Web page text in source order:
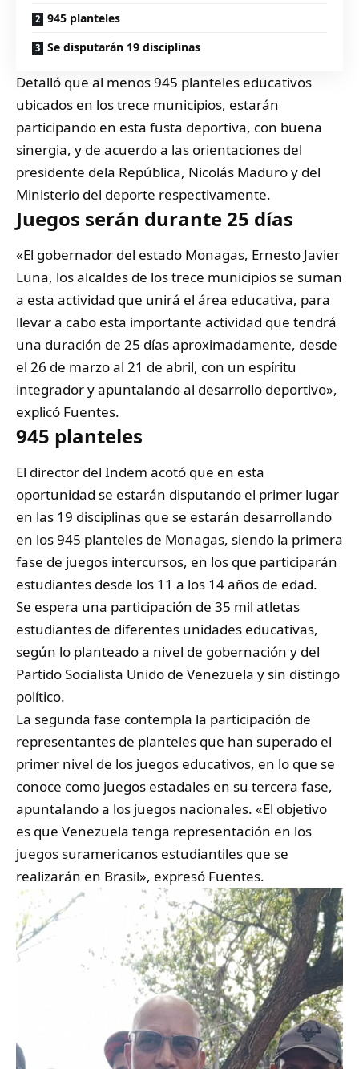
945 planteles
Se disputarán 19 disciplinas
Detalló que al menos 945 planteles educativos
ubicados en los trece municipios, estarán
participando en esta fusta deportiva, con buena
sinergia, y de acuerdo a las orientaciones del
presidente dela República, Nicolás Maduro y del
Ministerio del deporte respectivamente.
Juegos serán durante 25 días
«El gobernador del estado Monagas, Ernesto Javier
Luna, los alcaldes de los trece municipios se suman
a esta actividad que unirá el área educativa, para
llevar a cabo esta importante actividad que tendrá
una duración de 25 días aproximadamente, desde
el 26 de marzo al 21 de abril, con un espíritu
integrador y apuntalando al desarrollo deportivo»,
explicó Fuentes.
945 planteles
El director del Indem acotó que en esta
oportunidad se estarán disputando el primer lugar
en las 19 disciplinas que se estarán desarrollando
en los 945 planteles de Monagas, siendo la primera
fase de juegos intercursos, en los que participarán
estudiantes desde los 11 a los 14 años de edad.
Se espera una participación de 35 mil atletas
estudiantes de diferentes unidades educativas,
según lo planteado a nivel de gobernación y del
Partido Socialista Unido de Venezuela y sin distingo
político.
La segunda fase contempla la participación de
representantes de planteles que han superado el
primer nivel de los juegos educativos, en lo que se
conoce como juegos estadales en su tercera fase,
apuntalando a los juegos nacionales. «El objetivo
es que Venezuela tenga representación en los
juegos suramericanos estudiantiles que se
realizarán en Brasil», expresó Fuentes.